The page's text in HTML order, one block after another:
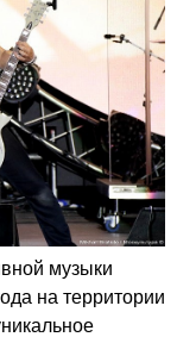
музыки
на территории